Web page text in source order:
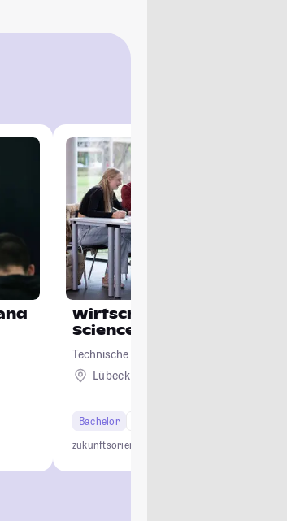
Wirtschaftsinformatik/
Science
Technische Hochschule Lübeck
Lübeck
Bachelor
zukunftsorientiert